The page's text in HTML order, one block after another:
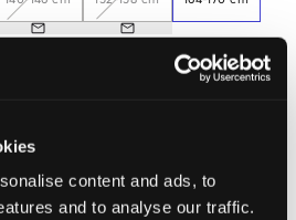
content and ads, to
and to analyse our traffic.
Perfekt